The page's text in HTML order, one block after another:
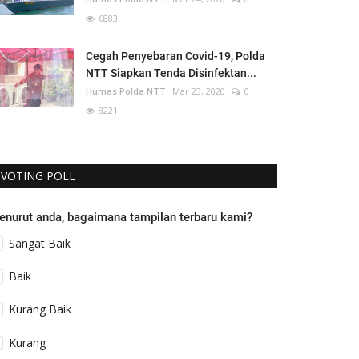
6883
Cegah Penyebaran Covid-19, Polda
NTT Siapkan Tenda Disinfektan...
Humas Polda NTT Mar 23, 2020
0
8221
VOTING POLL
anda, bagaimana tampilan terbaru kami?
Sangat Baik
Baik
Kurang Baik
Kurang